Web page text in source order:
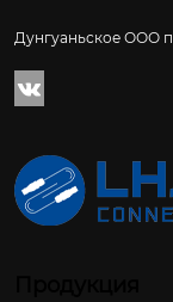
Дунгуаньское ООО
